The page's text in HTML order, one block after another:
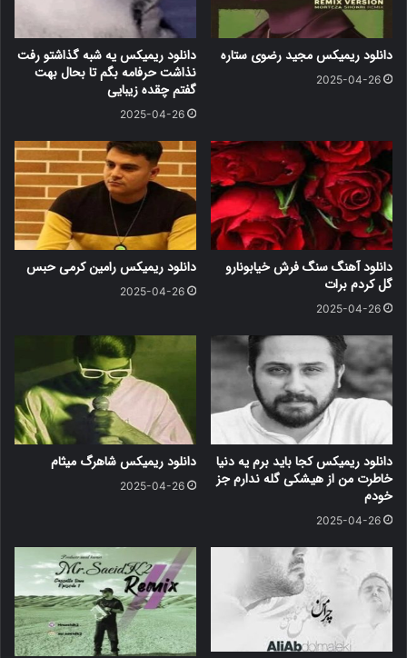
دانلود ریمیکس مجید رضوی ستاره
2025-04-26
دانلود ریمیکس یه شبه گذاشتو رفت
نذاشت حرفامه بگم تا بحال بهت
گفتم چقده زیبایی
2025-04-26
دانلود آهنگ سنگ فرش خیابونارو
گل کردم برات
2025-04-26
دانلود ریمیکس رامین کرمی حبس
2025-04-26
دانلود ریمیکس کجا باید برم یه دنیا
خاطرت من از هیشکی گله ندارم جز
خودم
2025-04-26
دانلود ریمیکس شاهرگ میثام
2025-04-26